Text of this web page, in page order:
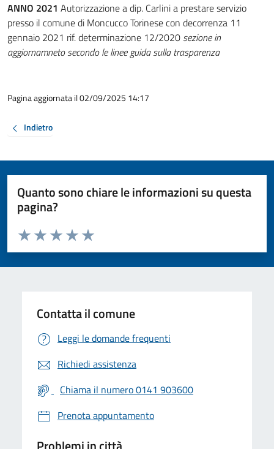
ANNO 2021 Autorizzazione a dip. Carlini a prestare servizio
presso il comune di Moncucco Torinese con decorrenza 11
gennaio 2021 rif. determinazione 12/2020 sezione in
aggiornamneto secondo le linee guida sulla trasparenza
Pagina aggiornata il 02/09/2025 14:17
Indietro
Quanto sono chiare le informazioni su questa
pagina?
Valuta da 1 a 5 stelle la pagina
Valuta 5 stelle su 5
Valuta 4 stelle su 5
Valuta 3 stelle su 5
Valuta 2 stelle su 5
Valuta 1 stelle su 5
Contatta il comune
Leggi le domande frequenti
Richiedi assistenza
Chiama il numero 0141 903600
Prenota appuntamento